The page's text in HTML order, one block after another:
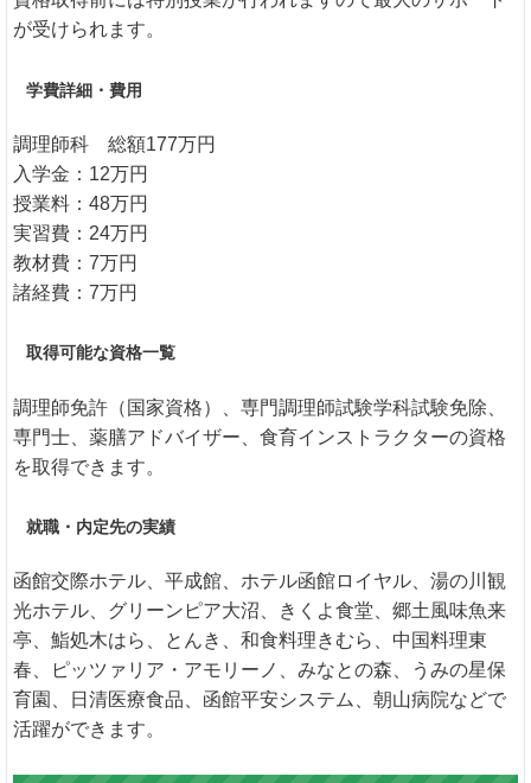
が受けられます。
学費詳細・費用
調理師科 総額177万円
入学金：12万円
授業料：48万円
実習費：24万円
教材費：7万円
諸経費：7万円
取得可能な資格一覧
調理師免許（国家資格）、専門調理師試験学科試験免除、
専門士、薬膳アドバイザー、食育インストラクターの資格
を取得できます。
就職・内定先の実績
函館交際ホテル、平成館、ホテル函館ロイヤル、湯の川観
光ホテル、グリーンピア大沼、きくよ食堂、郷土風味魚来
亭、鮨処木はら、とんき、和食料理きむら、中国料理東
春、ピッツァリア・アモリーノ、みなとの森、うみの星保
育園、日清医療食品、函館平安システム、朝山病院などで
活躍ができます。